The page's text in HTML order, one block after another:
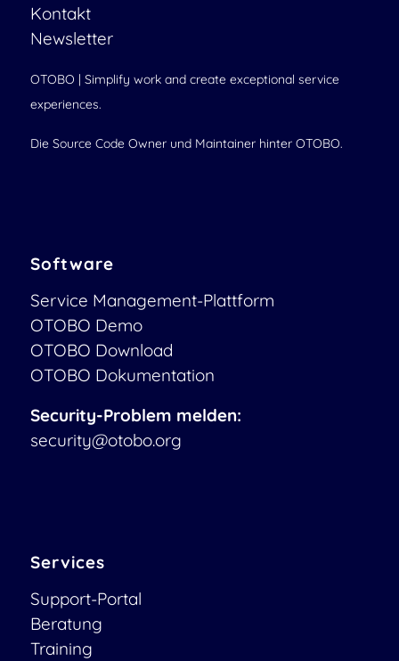
Kontakt
Newsletter
OTOBO | Simplify work and create exceptional service
experiences.
Die Source Code Owner und Maintainer hinter OTOBO.
Software
Service Management-Plattform
OTOBO Demo
OTOBO Download
OTOBO Dokumentation
Security-Problem melden:
security@otobo.org
Services
Support-Portal
Beratung
Training